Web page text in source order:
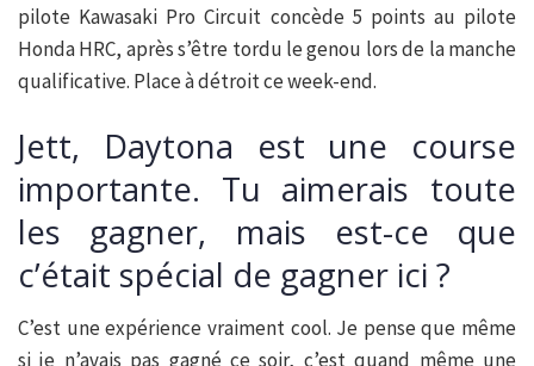
pilote Kawasaki Pro Circuit concède 5 points au pilote
Honda HRC, après s’être tordu le genou lors de la manche
qualificative. Place à détroit ce week-end.
Jett, Daytona est une course
importante. Tu aimerais toute
les gagner, mais est-ce que
c’était spécial de gagner ici ?
C’est une expérience vraiment cool. Je pense que même
si je n’avais pas gagné ce soir, c’est quand même une